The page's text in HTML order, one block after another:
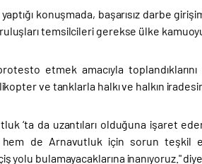
konuşmada, başarısız darbe
temsilcileri gerekse ülke
etmek amacıyla
ve tanklarla halkı ve halkın
‘ta da uzantıları olduğuna işaret
de Arnavutluk için sorun teşkil
yolu bulamayacaklarına inanıyoruz."